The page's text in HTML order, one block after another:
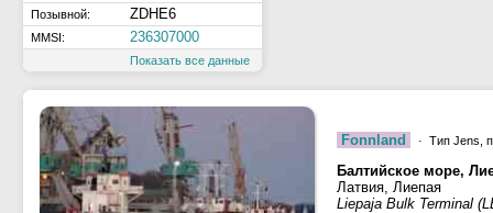
Позывной: ZDHE6
MMSI: 236307000
Показать все данные
Fonnland · Тип Jens,
Балтийское море,
Латвия, Лиепая
Liepaja Bulk Terminal